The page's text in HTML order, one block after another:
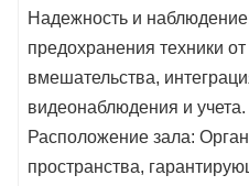
Надежность и
предохранения техники
вмешательства,
видеонаблюдения и учета.
Расположение зала:
пространства,